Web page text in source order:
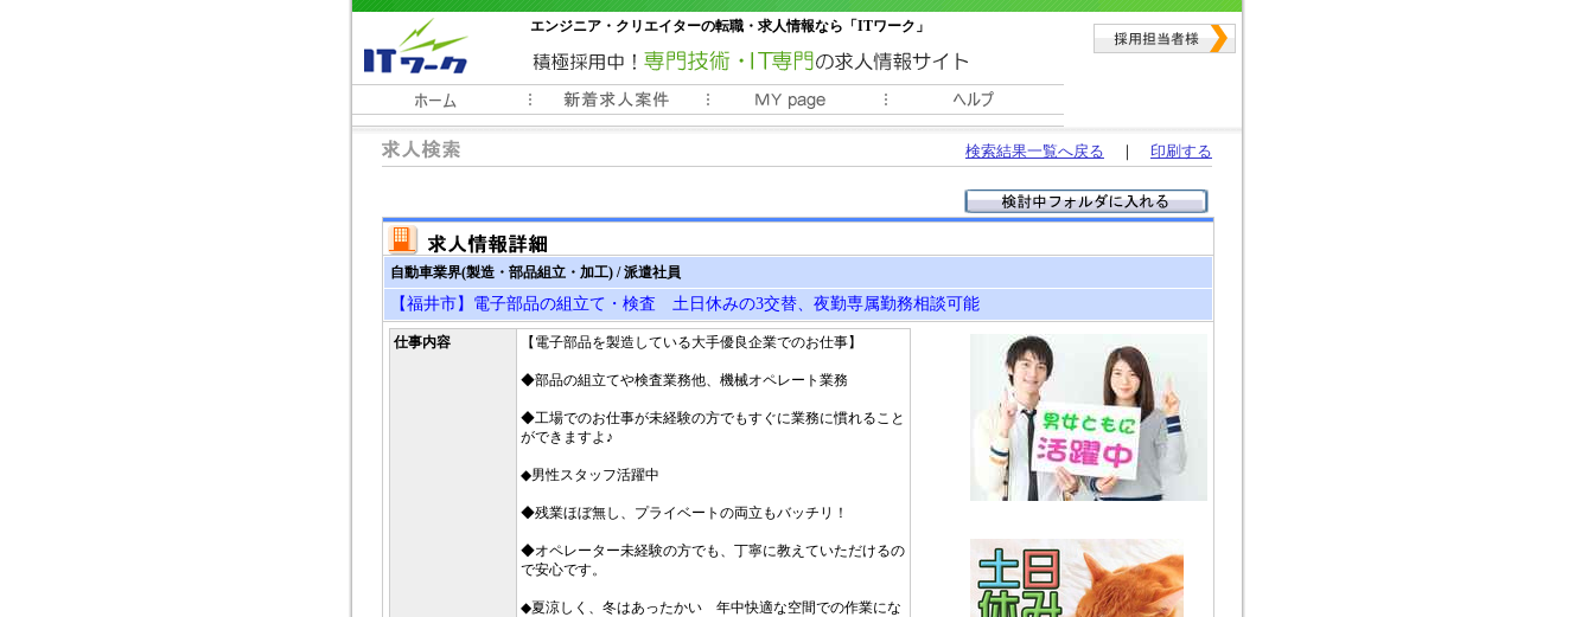
エンジニア・クリエイターの転職・求人情報なら「ITワーク」
常時3000件以上の求人情報掲載中
検索結果一覧へ戻る ｜ 印刷する
自動車業界(製造・部品組立・加工) / 派遣社員
【福井市】電子部品の組立て・検査 土日休みの3交替、夜勤専属勤務相談可能
仕事内容 【電子部品を製造している大手優良企業でのお仕事】
◆部品の組立てや検査業務他、機械オペレート業務
◆工場でのお仕事が未経験の方でもすぐに業務に慣れること
ができますよ♪
◆男性スタッフ活躍中
◆残業ほぼ無し、プライベートの両立もバッチリ！
◆オペレーター未経験の方でも、丁寧に教えていただけるの
で安心です。
◆夏涼しく、冬はあったかい 年中快適な空間での作業にな